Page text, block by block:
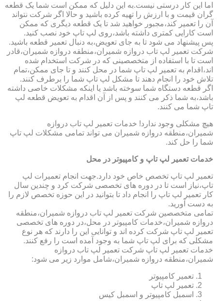
اما این کار درستی نیست.به این دلیل که ممکن است شما یک قطعه
گران قیمت و با ارزش را تهیه کرده باشید و حالا اگر شرکت نتواند
آن را تعمیر کند،مجبور خواهید شد تا یک قطعه دیگری که ممکن
است کارایی کمتری داشته باشد،روی لپ تاپ خود نصب کنید.
پس پیشنهاد می شود تا به جای تعویض،به دنبال تعمیر قطعه باشید.
شرکت تعمیر لپ تاب دروازه شمیران،منطقه دروازه شمیران،قادر
است تا با استفاده از متخصصینی که در شرکت استخدام شده
اند،اقدام به تعمیر لپ تاپ شما در محل کنند و تا جای ممکن،تمام
تلاش خود را انجام دهند تا مشکل لپ تاپ شما را برطرف کنند.
اگر قطعه دستگاه شما سوخته باشد یا اینکه مشکلات خاصی داشته
باشد،به شما ذکر می کنند و پس از آن اقدام به تعویض قطعه لپ
تاپ شما می کنند.
هیچ مشکلی وجود ندارد! خدمات تعمیر لپ تاب دروازه
شمیران،منطقه دروازه شمیران می تواند تمامی مشکلات لپ تاپ
شما را حل کند.
خدمات تعمیر لپ تاپ و کامپیوتر در محل
تعمیر لپ تاپ تخصص خاص خود دارد.جهت انجام تعمیرات لپ
تاپ،نیاز است تا در دوره های تخصصی شرکت کرد و چندین سال
کار تعمیر لپ تاپ را انجام داد تا بتوانید در این حوزه تخصص لازم را
به دست آورید.
تمامی متخصصین شرکت تعمیر لپ تاب دروازه شمیران،منطقه
دروازه شمیران،خدمات کامپیوتر در محل،در دوره های تخصصی
تعمیر لپ تاپ شرکت کرده اند و توانایی این را دارند که هر نوع
مشکلی که برای لپ تاپ شما به وجود آمده است را رفع کنند.
خدمات تعمیر لپ تاپ شرکت تعمیر لپ تاب دروازه
شمیران،منطقه دروازه شمیران،شامل موارد زیر می شود:
تعمیر کامپیوتر
تعمیر لپ تاپ
اسمبل کامپیوتر و اسمبل کیس